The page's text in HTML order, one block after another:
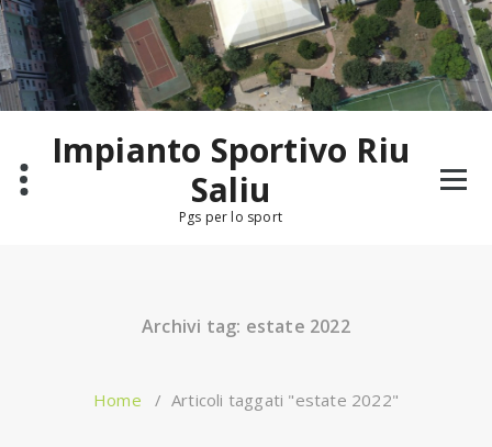
Salta
al
contenuto
Impianto Sportivo Riu
Saliu
Pgs per lo sport
Archivi tag: estate 2022
Home / Articoli taggati "estate 2022"